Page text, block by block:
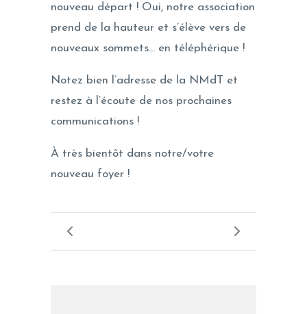
nouveau départ ! Oui, notre association
prend de la hauteur et s’élève vers de
nouveaux sommets… en téléphérique !
Notez bien l’adresse de la NMdT et
restez à l’écoute de nos prochaines
communications !
À très bientôt dans notre/votre
nouveau foyer !